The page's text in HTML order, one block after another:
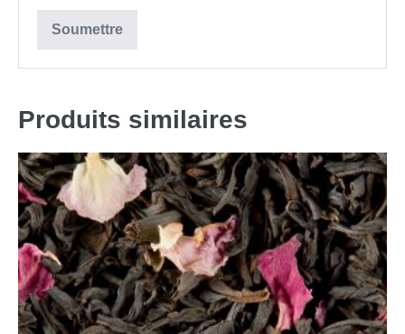
Produits similaires